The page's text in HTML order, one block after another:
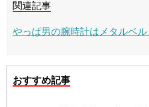
関連記事
やっぱ男の腕時計はメタルベ
おすすめ記事